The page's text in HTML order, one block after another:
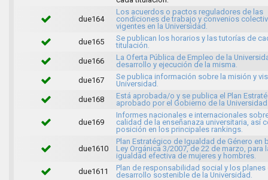
due164
Los acuerdos o pactos reguladores de las
condiciones de trabajo y convenios
vigentes en la Universidad.
due165
Se publican los horarios y las tutorías de
titulación.
due166
La Oferta Pública de Empleo de la
desarrollo y ejecución de la misma.
due167
Se publica información sobre la misión y
Universidad.
due168
Está aprobada/o y se publica el Plan
aprobado por el Gobierno de la
due169
Informes nacionales e internacionales
calidad de la enseñanaza universitaria, así
posición en los principales rankings.
due1610
Plan Estratégico de Igualdad de Género en
Ley Orgánica 3/2007, de 22 de marzo, para
igualdad efectiva de mujeres y hombres.
due1611
Plan de responsabilidad social y los planes
desarrollo sostenible de la Universidad.